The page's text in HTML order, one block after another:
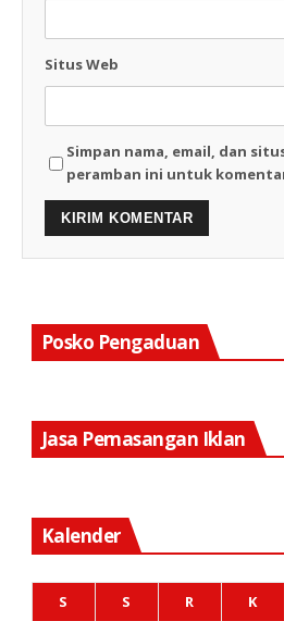
Situs Web
Simpan nama, email, dan
peramban ini untuk
Posko Pengaduan
Jasa Pemasangan Iklan
Kalender
S S R K